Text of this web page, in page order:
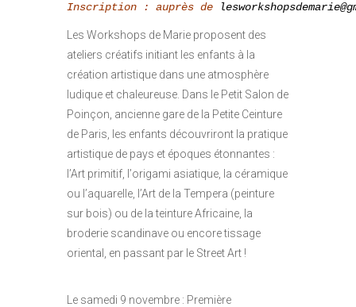
Inscription : auprès de
Les Workshops de Marie proposent des
ateliers créatifs initiant les enfants à la
création artistique dans une atmosphère
ludique et chaleureuse. Dans le Petit Salon de
Poinçon, ancienne gare de la Petite Ceinture
de Paris, les enfants découvriront la pratique
artistique de pays et époques étonnantes :
lʼArt primitif, lʼorigami asiatique, la céramique
ou l’aquarelle, l’Art de la Tempera (peinture
sur bois) ou de la teinture Africaine, la
broderie scandinave ou encore tissage
oriental, en passant par le Street Art !
Le samedi 9 novembre : Première